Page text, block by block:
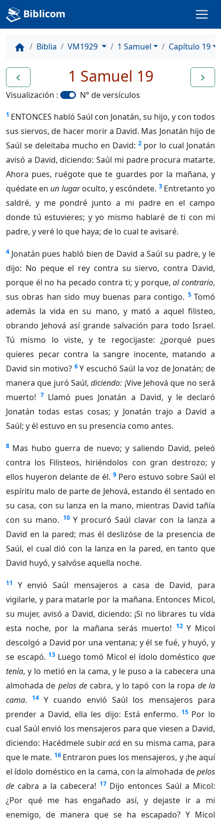
Biblicom
home Biblia VM1929 1 Samuel Capítulo 19
navigate_before navigate_next
1 Samuel 19
Visualización : N° de versículos
1 ENTONCES habló Saúl con Jonatán, su hijo, y con todos
sus siervos, de hacer morir a David. Mas Jonatán hijo de
Saúl se deleitaba mucho en David: 2 por lo cual Jonatán
avisó a David, diciendo: Saúl mi padre procura matarte.
Ahora pues, ruégote que te guardes por la mañana, y
quédate en un lugaroculto, y escóndete. 3 Entretanto yo
saldré, y me pondré junto a mi padre en el campo
donde tú estuvieres; y yo mismo hablaré de ti con mi
padre, y veré lo que haya; de lo cual te avisaré.
4 Jonatán pues habló bien de David a Saúl su padre, y le
dijo: No peque el rey contra su siervo, contra David,
porque él no ha pecado contra ti; y porque,al contrario,
sus obras han sido muy buenas para contigo. 5 Tomó
además la vida en su mano, y mató a aquel filisteo,
obrando Jehová así grande salvación para todo Israel.
Tú mismo lo viste, y te regocijaste: ¿porqué pues
quieres pecar contra la sangre inocente, matando a
David sin motivo? 6 Y escuchó Saúl la voz de Jonatán; de
manera que juró Saúl,diciendo: ¡Vive Jehová que no será
muerto! 7 Llamó pues Jonatán a David, y le declaró
Jonatán todas estas cosas; y Jonatán trajo a David a
Saúl; y él estuvo en su presencia como antes.
8 Mas hubo guerra de nuevo; y saliendo David, peleó
contra los Filisteos, hiriéndolos con gran destrozo; y
ellos huyeron delante de él. 9 Pero estuvo sobre Saúl el
espíritu malo de parte de Jehová, estando él sentado en
su casa, con su lanza en la mano, mientras David tañía
con su mano. 10 Y procuró Saúl clavar con la lanza a
David en la pared; mas él deslizóse de la presencia de
Saúl, el cual dió con la lanza en la pared, en tanto que
David huyó, y salvóse aquella noche.
11
Y envió Saúl mensajeros a casa de David, para
vigilarle, y para matarle por la mañana. Entonces Micol,
su mujer, avisó a David, diciendo: ¡Si no librares tu vida
esta noche, por la mañana serás muerto! 12 Y Micol
descolgó a David por una ventana; y él se fué, y huyó, y
se escapó. 13 Luego tomó Micol el ídolo domésticoque
tenía, y lo metió en la cama, y le puso a la cabecera una
almohada de pelos de cabra, y lo tapó con la ropa de la
cama. 14 Y cuando envió Saúl los mensajeros para
prender a David, ella les dijo: Está enfermo. 15 Por lo
cual Saúl envió los mensajeros para que viesen a David,
diciendo: Hacédmele subiracá en su misma cama, para
que le mate. 16 Entraron pues los mensajeros, y ¡he aquí
el ídolo doméstico en la cama, con la almohada depelos
de cabra a la cabecera! 17 Dijo entonces Saúl a Micol:
¿Por qué me has engañado así, y dejaste ir a mi
enemigo, de manera que se ha escapado? Y Micol